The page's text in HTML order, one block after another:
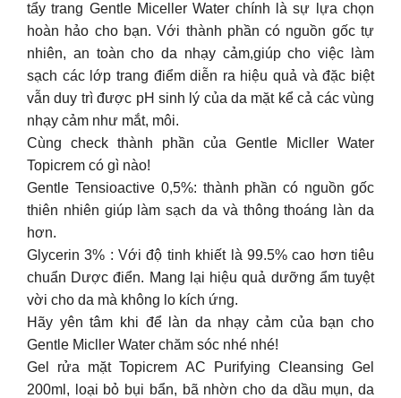
tẩy trang Gentle Miceller Water chính là sự lựa chọn
hoàn hảo cho bạn. Với thành phần có nguồn gốc tự
nhiên, an toàn cho da nhạy cảm,giúp cho việc làm
sạch các lớp trang điểm diễn ra hiệu quả và đặc biệt
vẫn duy trì được pH sinh lý của da mặt kể cả các vùng
nhạy cảm như mắt, môi.
Cùng check thành phần của Gentle Micller Water
Topicrem có gì nào!
Gentle Tensioactive 0,5%: thành phần có nguồn gốc
thiên nhiên giúp làm sạch da và thông thoáng làn da
hơn.
Glycerin 3% : Với độ tinh khiết là 99.5% cao hơn tiêu
chuẩn Dược điển. Mang lại hiệu quả dưỡng ẩm tuyệt
vời cho da mà không lo kích ứng.
Hãy yên tâm khi để làn da nhạy cảm của bạn cho
Gentle Micller Water chăm sóc nhé nhé!
Gel rửa mặt Topicrem AC Purifying Cleansing Gel
200ml, loại bỏ bụi bẩn, bã nhờn cho da dầu mụn, da